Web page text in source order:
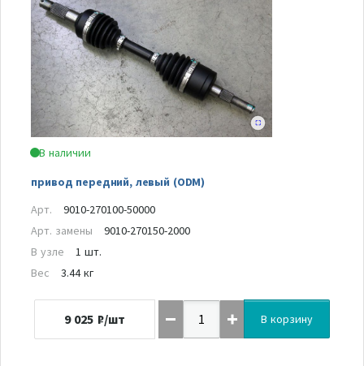
В наличии
привод передний, левый (ODM)
Арт.
9010-270100-50000
Арт. замены
9010-270150-2000
В узле
1 шт.
Вес
3.44 кг
9 025 ₽/шт В корзину